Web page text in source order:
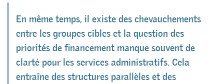
En même temps, il existe des chevauchements
entre les groupes cibles et la question des
priorités de financement manque souvent de
clarté pour les services administratifs. Cela
entraîne des structures parallèles et des